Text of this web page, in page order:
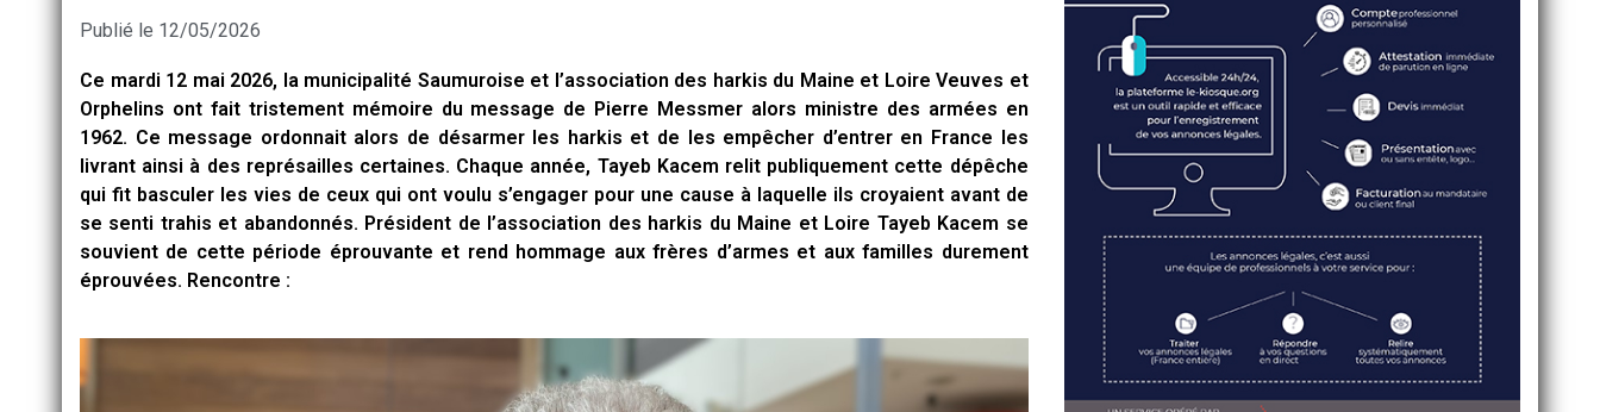
Publié le 12/05/2026
Ce mardi 12 mai 2026, la municipalité Saumuroise et l’association des harkis du Maine et Loire Veuves et
Orphelins ont fait tristement mémoire du message de Pierre Messmer alors ministre des armées en
1962. Ce message ordonnait alors de désarmer les harkis et de les empêcher d’entrer en France les
livrant ainsi à des représailles certaines. Chaque année, Tayeb Kacem relit publiquement cette dépêche
qui fit basculer les vies de ceux qui ont voulu s’engager pour une cause à laquelle ils croyaient avant de
se senti trahis et abandonnés. Président de l’association des harkis du Maine et Loire Tayeb Kacem se
souvient de cette période éprouvante et rend hommage aux frères d’armes et aux familles durement
éprouvées. Rencontre :